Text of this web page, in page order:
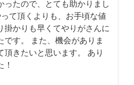
ったので、とても助かりまし
て頂くよりも、お手頃な値
掛かりも早くてやりがさんに
です。 また、機会がありま
頂きたいと思います。 あり
！